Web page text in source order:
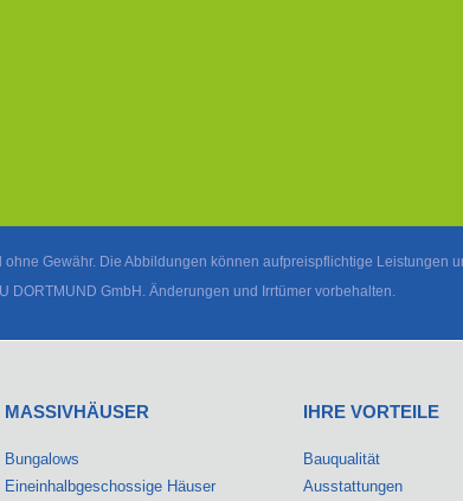
Gewähr. Die Abbildungen können aufpreispflichtige Leistungen
GmbH. Änderungen und Irrtümer vorbehalten.
MASSIVHÄUSER
Bungalows
Eineinhalbgeschossige Häuser
IHRE VORTEILE
Bauqualität
Ausstattungen